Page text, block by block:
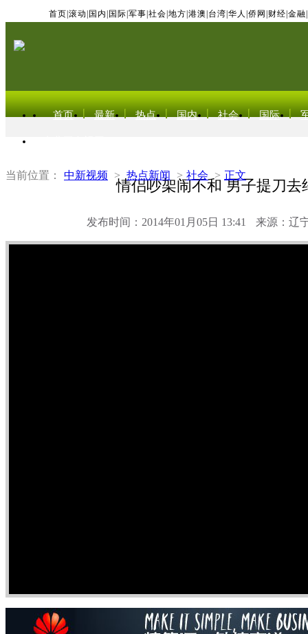
首页 滚动 国内 国际 军事 社会 地方 港澳 台湾 华人 侨网 财经 金融
首页 最新 热点 国内 社会 国际
当前位置： 中新视频 > 热点新闻 > 社会 > 正文
情侣吵架闹不和 男子提刀去
发布时间：2014年01月05日 13:41 来源：辽